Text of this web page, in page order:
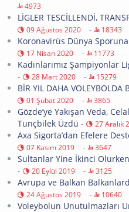
4973
LİGLER TESCİLLENDİ,
09 Ağustos 2020 - 18343
Koronavirüs Dünya
17 Nisan 2020 - 11773
Kadınlarımız Şampiyonlar
-
28 Mart 2020 - 15279
BİR YIL DAHA VOLEYBOLDA
01 Şubat 2020 - 3865
Gözde’ye Yakışan Veda,
Tunçbilek Üzdü - 27 Aralık
Axa Sigorta’dan Efelere
07 Kasım 2019 - 3647
Sultanlar Yine İkinci Olurken
-
20 Eylül 2019 - 3125
Avrupa ve Balkan
24 Ağustos 2019 - 10640
Voleybolun Unutulmazları